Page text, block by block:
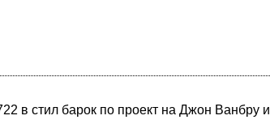
в стил барок по проект на Джон Ванбру и